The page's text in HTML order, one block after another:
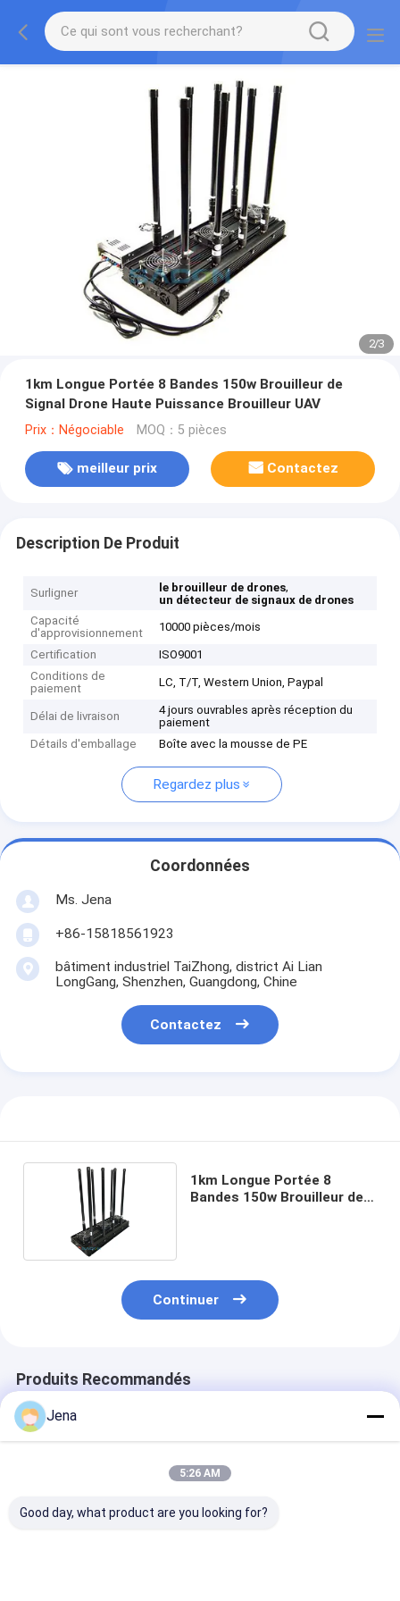
2/3
1km Longue Portée 8 Bandes 150w Brouilleur de
Signal Drone Haute Puissance Brouilleur UAV
Prix：Négociable MOQ：5 pièces
meilleur prix Contactez
Description De Produit
Surligner le brouilleur de drones,
un détecteur de signaux de drones
Capacité
d'approvisionnement
10000 pièces/mois
Certification
ISO9001
Conditions de
paiement
LC, T/T, Western Union, Paypal
Délai de livraison
4 jours ouvrables après réception du
paiement
Détails d'emballage
Boîte avec la mousse de PE
Regardez plus
Coordonnées
Ms. Jena
+86-15818561923
bâtiment industriel TaiZhong, district Ai Lian
LongGang, Shenzhen, Guangdong, Chine
Contactez
1km Longue Portée 8
Bandes 150w Brouilleur de
Continuer
Produits Recommandés
Jena
5:26 AM
Good day, what product are you looking for?